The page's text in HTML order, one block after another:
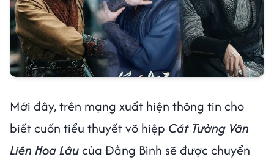
Mới đây, trên mạng xuất hiện thông tin cho
biết cuốn tiểu thuyết võ hiệp Cát Tường Văn
Liên Hoa Lâucủa Đằng Bình sẽ được chuyển